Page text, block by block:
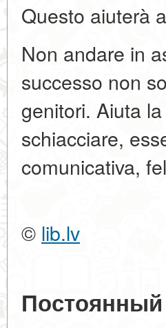
Questo aiuterà
Non andare in
successo non
genitori. Aiuta
schiacciare,
comunicativa,
© lib.lv